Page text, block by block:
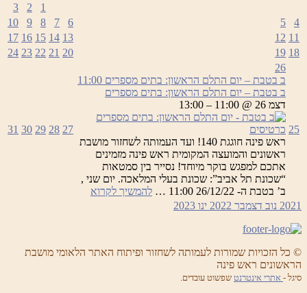
מספרים
1
2
3
4
5
6
7
8
9
10
11
12
13
14
15
16
17
18
19
20
21
22
23
24
25
26
ב בטבת – יום התלם הראשון: בתים מספרים 11:00
ב בטבת – יום התלם הראשון: בתים מספרים
דצמ 26 @ 11:00 – 13:00
כרטיסים
ראש פינה חוגגת 140! ועד העמותה לשחזור מושבת
ראשונים והמועצה המקומית ראש פינה מזמינים
אתכם למפגש בוקר מיוחד! נסייר בין סמטאות
“שכונת תל אביב”: שכונת בעלי המלאכה. יום שני ,
ב’ בטבת ה- 26/12/22 11:00 …
להמשיך לקרוא
הראשון:
27
28
29
30
31
2021 נוב דצמבר 2022 ינו 2023
© כל הזכויות שמורות לעמותה לשחזור ופיתוח האתר הלאומי מושבת
הראשונים ראש פינה
סיגל - אתרי אינטרנט שפשוט עובדים.